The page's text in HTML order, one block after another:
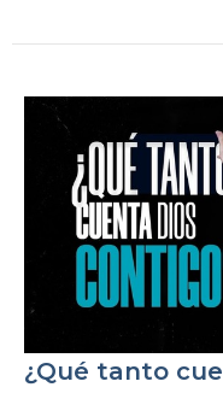
¿Qué tanto